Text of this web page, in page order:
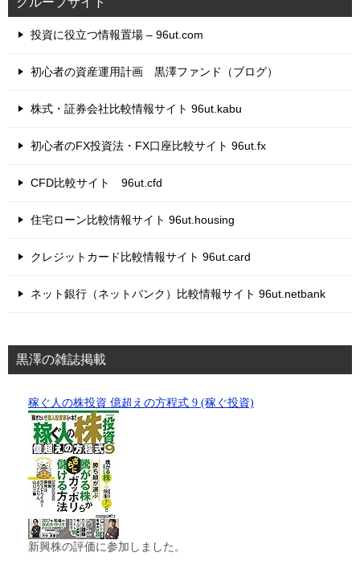
投資に役立つ情報置場 – 96ut.com
初心者の資産運用計画 黒澤ファンド（ブログ）
株式・証券会社比較情報サイト 96ut.kabu
初心者のFX投資法・FX口座比較サイト 96ut.fx
CFD比較サイト 96ut.cfd
住宅ローン比較情報サイト 96ut.housing
クレジットカード比較情報サイト 96ut.card
ネット銀行（ネットバンク）比較情報サイト 96ut.netbank
黒澤の雑誌掲載
稼ぐ人の株投資 億超えの方程式 9 (稼ぐ投資)
新興株の評価に参加しました。